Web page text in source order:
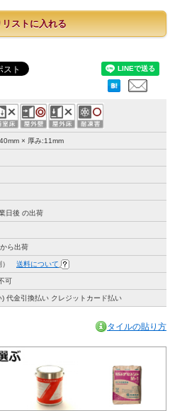
ストに入れる
× 厚み:11mm
日後 の出荷
ら出荷
） 送料について
可
代金引換払い クレジットカード払い
タイルの貼り方